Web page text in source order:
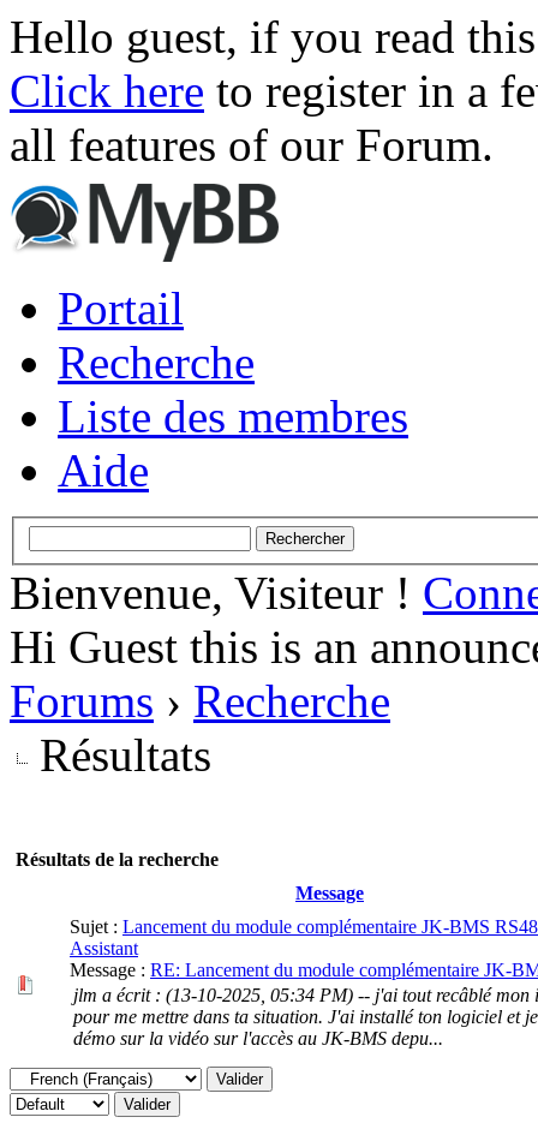
Hello guest, if you read
Click here to register in a
all features of our Forum.
Portail
Recherche
Liste des membres
Aide
Bienvenue, Visiteur !
Hi Guest this is an
Forums › Recherche
Résultats
Résultats de la recherche
Message
Sujet : Lancement du module complémentaire JK-BMS
Assistant
Message : RE: Lancement du module complémentaire JK-
jlm a écrit : (13-10-2025, 05:34 PM) -- j'ai tout recâblé mon
pour me mettre dans ta situation. J'ai installé ton logiciel et
démo sur la vidéo sur l'accès au JK-BMS depu...